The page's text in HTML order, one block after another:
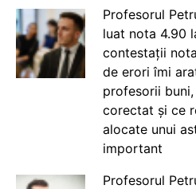
Profesorul
luat nota 4.90
contestații
de erori îmi
profesorii
corectat și ce
alocate unui
important
Profesorul